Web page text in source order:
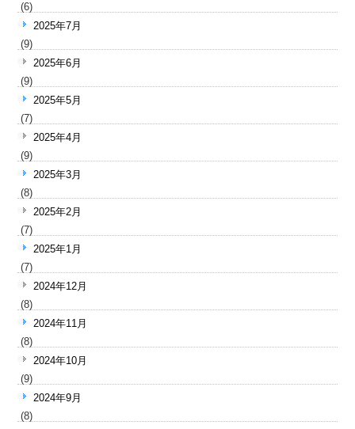
(6)
2025年7月
(9)
2025年6月
(9)
2025年5月
(7)
2025年4月
(9)
2025年3月
(8)
2025年2月
(7)
2025年1月
(7)
2024年12月
(8)
2024年11月
(8)
2024年10月
(9)
2024年9月
(8)